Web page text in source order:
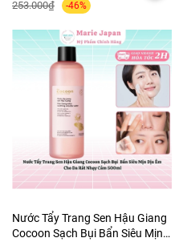
253.000₫ -46%
Nước Tẩy Trang Sen Hậu Giang
Cocoon Sạch Bụi Bẩn Siêu Mịn